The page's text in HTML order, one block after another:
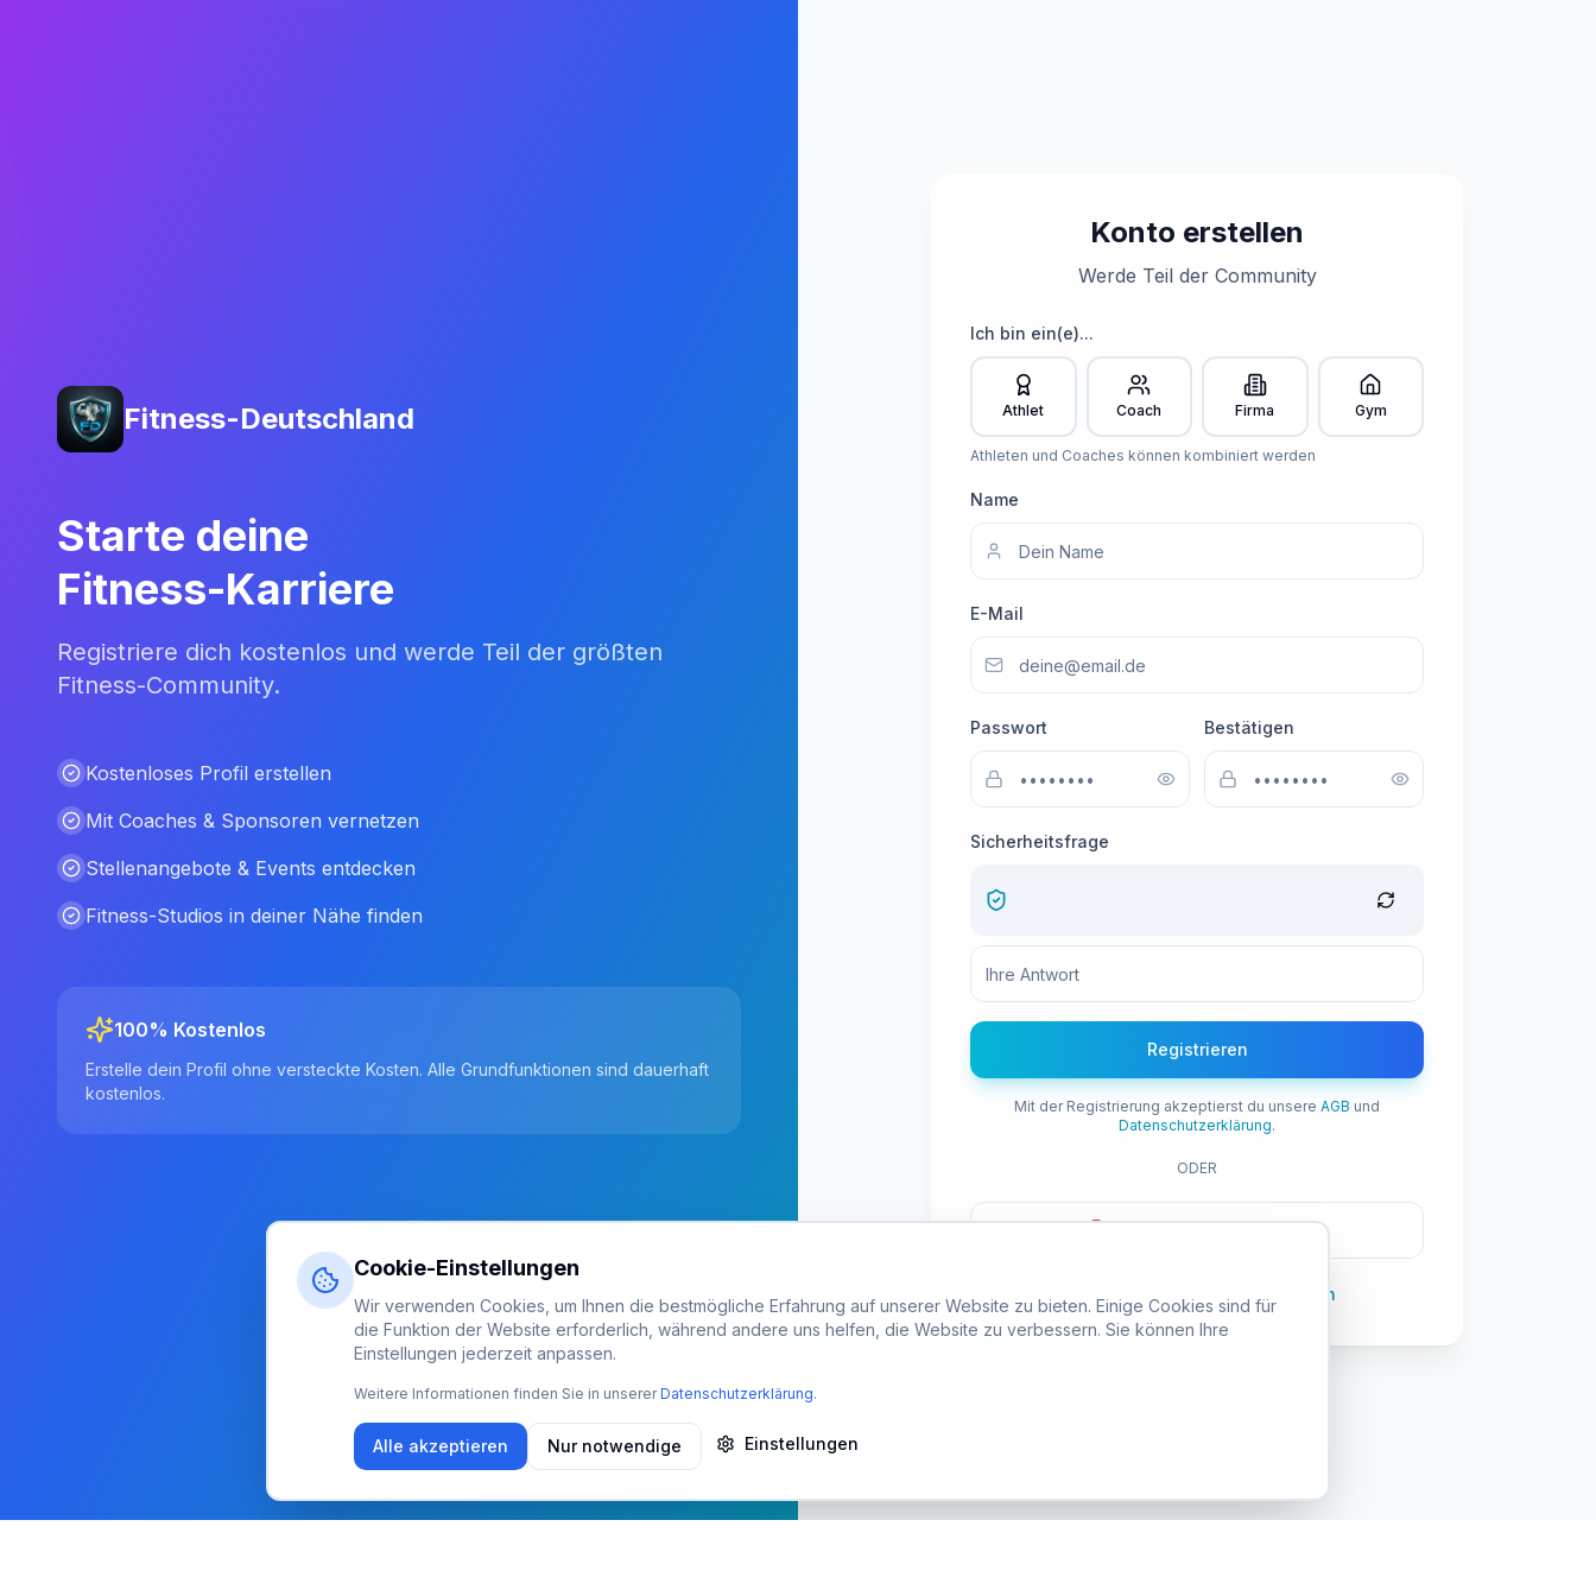
Fitness-Deutschland
Starte deine
Fitness-Karriere
Registriere dich kostenlos und werde Teil der größten
Fitness-Community.
Kostenloses Profil erstellen
Mit Coaches & Sponsoren vernetzen
Stellenangebote & Events entdecken
Fitness-Studios in deiner Nähe finden
100% Kostenlos
Erstelle dein Profil ohne versteckte Kosten. Alle Grundfunktionen sind dauerhaft
kostenlos.
Konto erstellen
Werde Teil der Community
Ich bin ein(e)...
Athlet Coach Firma Gym
Athleten und Coaches können kombiniert werden
Name
E-Mail
Passwort Bestätigen
Sicherheitsfrage
Registrieren
Mit der Registrierung akzeptierst du unsere AGB und
Datenschutzerklärung.
ODER
Mit Google registrieren
Jetzt anmelden
Cookie-Einstellungen
Wir verwenden Cookies, um Ihnen die bestmögliche Erfahrung auf unserer Website zu bieten. Einige Cookies sind für
die Funktion der Website erforderlich, während andere uns helfen, die Website zu verbessern. Sie können Ihre
Einstellungen jederzeit anpassen.
Weitere Informationen finden Sie in unserer Datenschutzerklärung.
Alle akzeptieren Nur notwendige Einstellungen